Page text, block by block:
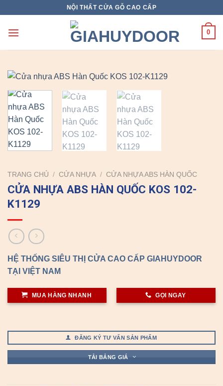
content
NỘI THẤT CỬA GỖ CAO CẤP
0
TRANG CHỦ / CỬA NHỰA / CỬA NHỰA ABS HÀN QUỐC
CỬA NHỰA ABS HÀN QUỐC KOS 102-
K1129
HỆ THỐNG SIÊU THỊ CỬA CAO CẤP GIAHUYDOOR
TẠI VIỆT NAM
MUA HÀNG NHANH GỌI NGAY
ĐĂNG KÝ TƯ VẤN SẢN PHẨM
TẢI BẢNG GIÁ